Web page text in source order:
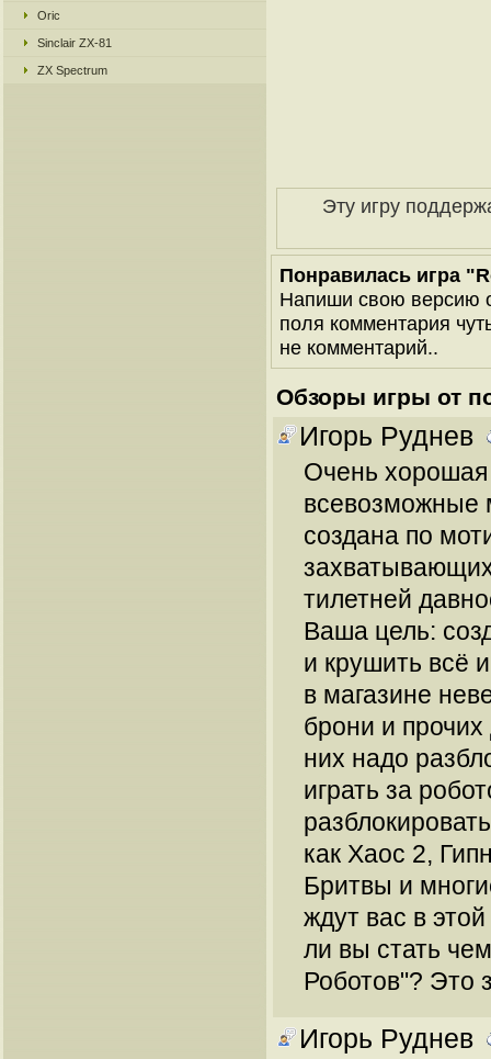
Oric
Sinclair ZX-81
ZX Spectrum
Эту игру
Понравилась игра
Напиши свою версию
поля комментария
не комментарий..
Обзоры игры от
Игорь Руднев
Очень хорошая
всевозможные
создана по
тилетней
Ваша цель:
и крушить всё
в магазине
брони и
них надо
играть за
как Хаос 2,
Бритвы и
ждут вас в
ли вы стать
Роботов"? Это
Игорь Руднев